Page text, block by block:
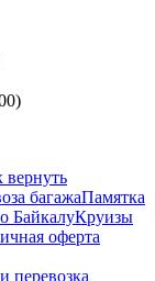
вернуть
багажаПамятка
БайкалуКруизы
оферта
перевозка